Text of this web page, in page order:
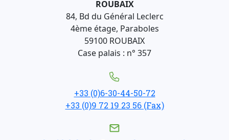
ROUBAIX
84, Bd du Général Leclerc
4ème étage, Paraboles
59100 ROUBAIX
Case palais : n° 357
+33 (0)6-30-44-50-72
+33 (0)9 72 19 23 56 (Fax)